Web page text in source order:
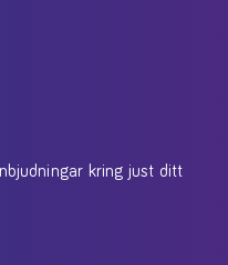
kring just ditt